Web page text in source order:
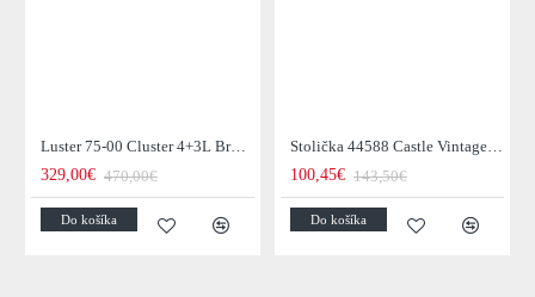
Luster 75-00 Cluster 4+3L Brown + Jantar Glass
329,00€ 470,00€
Do košíka
Stolička 44588 Castle Vintage Black
100,45€ 143,50€
Do košíka